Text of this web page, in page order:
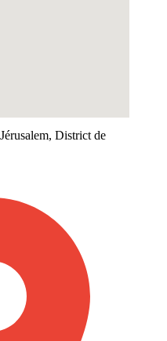
District de